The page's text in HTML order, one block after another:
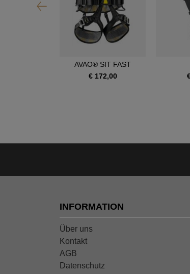
AVAO® SIT FAST
€ 172,00
INFORMATION
Über uns
Kontakt
AGB
Datenschutz